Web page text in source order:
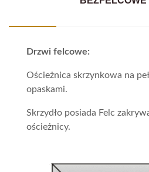
Drzwi felcowe:
Ościeżnica skrzynkowa na
opaskami.
Skrzydło posiada Felc
ościeżnicy.